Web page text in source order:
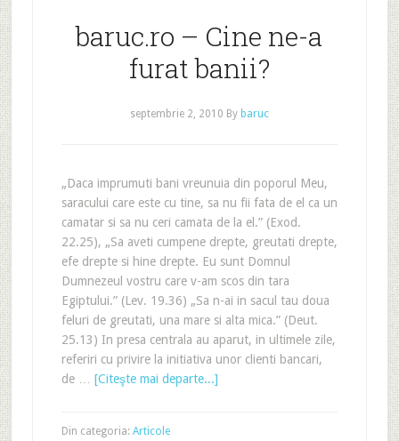
baruc.ro – Cine ne-a
furat banii?
septembrie 2, 2010 By baruc
„Daca imprumuti bani vreunuia din poporul Meu,
saracului care este cu tine, sa nu fii fata de el ca un
camatar si sa nu ceri camata de la el.” (Exod.
22.25), „Sa aveti cumpene drepte, greutati drepte,
efe drepte si hine drepte. Eu sunt Domnul
Dumnezeul vostru care v-am scos din tara
Egiptului.” (Lev. 19.36) „Sa n-ai in sacul tau doua
feluri de greutati, una mare si alta mica.” (Deut.
25.13) In presa centrala au aparut, in ultimele zile,
referiri cu privire la initiativa unor clienti bancari,
de … [Citeşte mai departe...]
Din categoria: Articole